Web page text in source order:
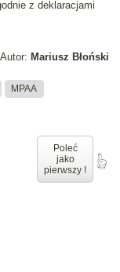
z deklaracjami
Autor: Mariusz Błoński
MPAA
Poleć
jako
pierwszy !